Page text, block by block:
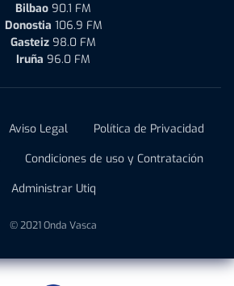
Bilbao 90.1 FM
Donostia 106.9 FM
Gasteiz 98.0 FM
Iruña 96.0 FM
Aviso Legal
Política de Privacidad
Condiciones de uso y Contratación
Administrar Utiq
© 2021 Onda Vasca